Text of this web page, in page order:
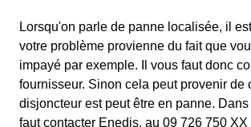
Lorsqu'on parle de panne localisée, il
votre problème provienne du fait que
impayé par exemple. Il vous faut donc
fournisseur. Sinon cela peut provenir de
disjoncteur est peut être en panne.
faut contacter Enedis, au 09 726 750